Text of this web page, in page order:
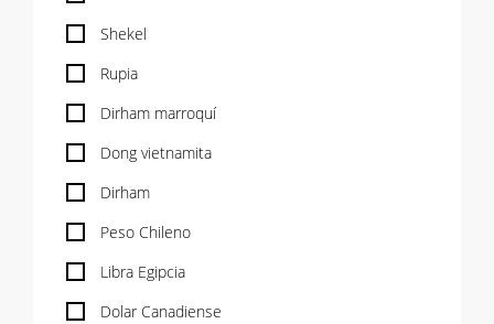
Shekel
Rupia
Dirham marroquí
Dong vietnamita
Dirham
Peso Chileno
Libra Egipcia
Dolar Canadiense